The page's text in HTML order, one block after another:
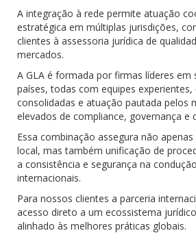
A integração à rede permite atuação
estratégica em múltiplas jurisdições,
clientes à assessoria jurídica de
mercados.
A GLA é formada por firmas líderes em
países, todas com equipes experientes,
consolidadas e atuação pautada pelos
elevados de compliance, governança e
Essa combinação assegura não
local, mas também unificação de
a consistência e segurança na
internacionais.
Para nossos clientes a parceria
acesso direto a um ecossistema
alinhado às melhores práticas globais.